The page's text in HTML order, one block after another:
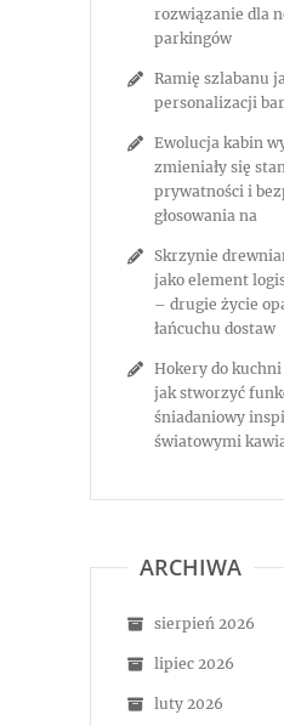
rozwiązanie dla
parkingów
Ramię szlabanu
personalizacji
Ewolucja kabin
zmieniały się
prywatności i
głosowania na
Skrzynie
jako element
– drugie życie
łańcuchu dostaw
Hokery do
jak stworzyć
śniadaniowy
światowymi
ARCHIWA
sierpień 2026
lipiec 2026
luty 2026